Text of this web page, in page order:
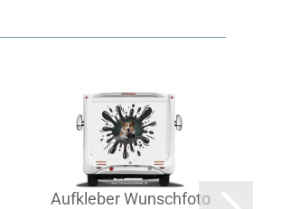
Aufkleber Wunschfoto